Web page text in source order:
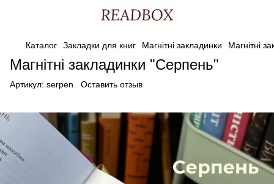
Каталог Закладки для книг Магнітні закладинки Магнітні
Магнітні закладинки "Серпень"
Артикул: serpen Оставить отзыв